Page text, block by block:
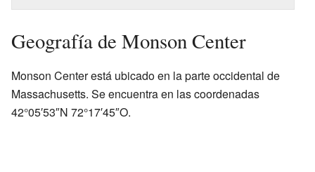
Geografía de Monson Center
Monson Center está ubicado en la parte occidental de
Massachusetts. Se encuentra en las coordenadas
42°05′53″N 72°17′45″O.